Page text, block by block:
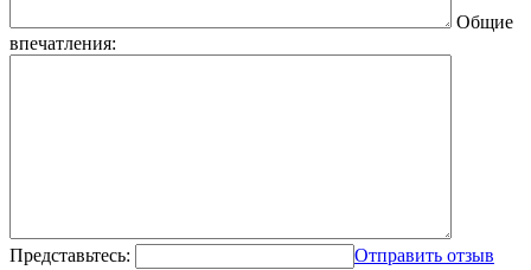
Общие
впечатления:
Представьтесь: Отправить отзыв